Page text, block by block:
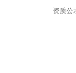
资质公